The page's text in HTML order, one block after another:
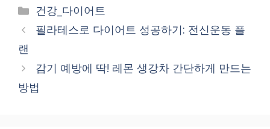
Categories
건강_다이어트
필라테스로 다이어트 성공하기: 전신운동 플
랜
감기 예방에 딱! 레몬 생강차 간단하게 만드는
방법